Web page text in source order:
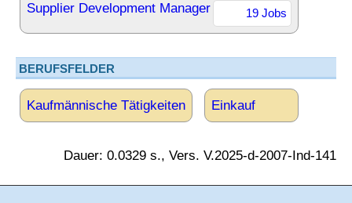
Supplier Development Manager 19 Jobs
BERUFSFELDER
Kaufmännische Tätigkeiten Einkauf
Dauer: 0.0329 s., Vers. V.2025-d-2007-Ind-141